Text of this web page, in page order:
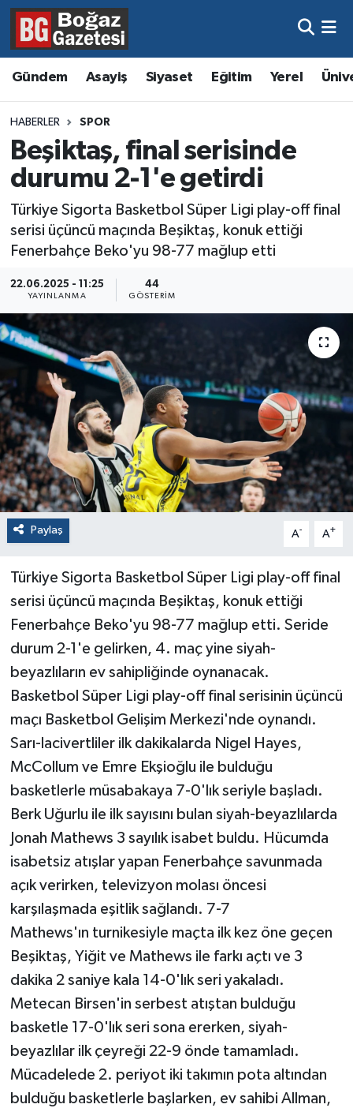
Gündem Asayiş Siyaset Eğitim Yerel
HABERLER SPOR
Beşiktaş, final serisinde
durumu 2-1'e getirdi
Türkiye Sigorta Basketbol Süper Ligi play-off final
serisi üçüncü maçında Beşiktaş, konuk ettiği
Fenerbahçe Beko'yu 98-77 mağlup etti
22.06.2025 - 11:25
YAYINLANMA
44
GÖSTERIM
Paylaş A- A+
Türkiye Sigorta Basketbol Süper Ligi play-off final
serisi üçüncü maçında Beşiktaş, konuk ettiği
Fenerbahçe Beko'yu 98-77 mağlup etti. Seride
durum 2-1'e gelirken, 4. maç yine siyah-
beyazlıların ev sahipliğinde oynanacak.
Basketbol Süper Ligi play-off final serisinin üçüncü
maçı Basketbol Gelişim Merkezi'nde oynandı.
Sarı-lacivertliler ilk dakikalarda Nigel Hayes,
McCollum ve Emre Ekşioğlu ile bulduğu
basketlerle müsabakaya 7-0'lık seriyle başladı.
Berk Uğurlu ile ilk sayısını bulan siyah-beyazlılarda
Jonah Mathews 3 sayılık isabet buldu. Hücumda
isabetsiz atışlar yapan Fenerbahçe savunmada
açık verirken, televizyon molası öncesi
karşılaşmada eşitlik sağlandı. 7-7
Mathews'ın turnikesiyle maçta ilk kez öne geçen
Beşiktaş, Yiğit ve Mathews ile farkı açtı ve 3
dakika 2 saniye kala 14-0'lık seri yakaladı.
Metecan Birsen'in serbest atıştan bulduğu
basketle 17-0'lık seri sona ererken, siyah-
beyazlılar ilk çeyreği 22-9 önde tamamladı.
Mücadelede 2. periyot iki takımın pota altından
bulduğu basketlerle başlarken, ev sahibi Allman,
Asayiş
Eğitim
Ekonomi
Gündem
Kültür ve Sanat
Magazin
Resmi İlanlar
Sağlık
Hava Durumu
Trafik Durumu
Süper Lig Puan Durumu ve Fikstür
Tüm Manşetler
Son Dakika Haberleri
Haber Arşivi